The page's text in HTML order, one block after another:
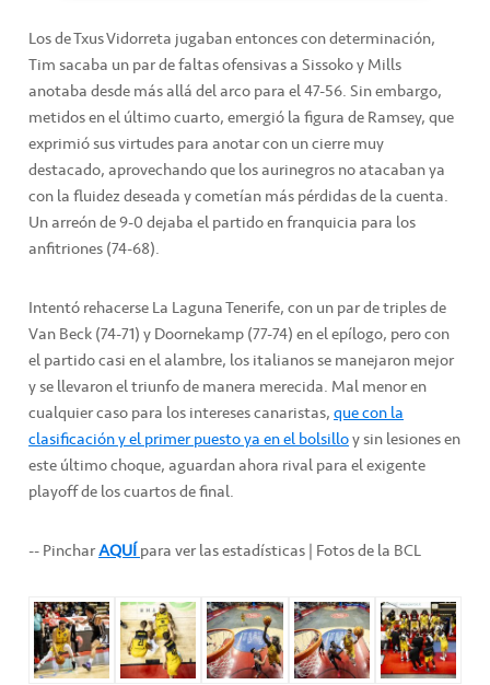
Los de Txus Vidorreta jugaban entonces con determinación,
Tim sacaba un par de faltas ofensivas a Sissoko y Mills
anotaba desde más allá del arco para el 47-56. Sin embargo,
metidos en el último cuarto, emergió la figura de Ramsey, que
exprimió sus virtudes para anotar con un cierre muy
destacado, aprovechando que los aurinegros no atacaban ya
con la fluidez deseada y cometían más pérdidas de la cuenta.
Un arreón de 9-0 dejaba el partido en franquicia para los
anfitriones (74-68).
Intentó rehacerse La Laguna Tenerife, con un par de triples de
Van Beck (74-71) y Doornekamp (77-74) en el epílogo, pero con
el partido casi en el alambre, los italianos se manejaron mejor
y se llevaron el triunfo de manera merecida. Mal menor en
cualquier caso para los intereses canaristas,que con la
clasificación y el primer puesto ya en el bolsilloy sin lesiones en
este último choque, aguardan ahora rival para el exigente
playoff de los cuartos de final.
-- PincharAQUÍpara ver las estadísticas | Fotos de la BCL